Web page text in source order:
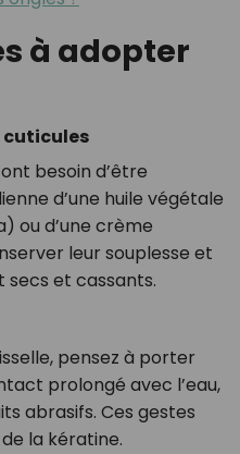
à adopter
cuticules
besoin d’être
d’une huile végétale
ou d’une crème
leur souplesse et
secs et cassants.
pensez à porter
prolongé avec l’eau,
abrasifs. Ces gestes
la kératine.